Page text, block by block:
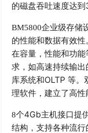
的磁盘吞吐速度达到
BM5800企业级存储
的性能和数据有效
在容量，性能和功
求，如高速持续输
库系统和OLTP 等。
理软件，建立了高性
8个4Gb主机接口提
结构，支持各种流